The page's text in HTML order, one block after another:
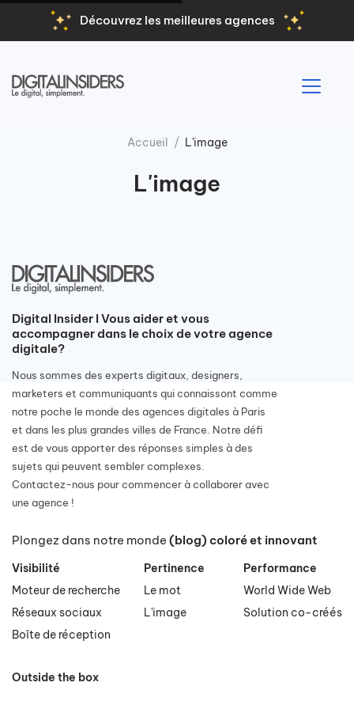
Découvrez les meilleures agences
Accueil L'image
L'image
Digital Insider I Vous aider et vous
accompagner dans le choix de votre agence
digitale?
Nous sommes des experts digitaux, designers,
marketers et communiquants qui connaissont comme
notre poche le monde des agences digitales à Paris
et dans les plus grandes villes de France. Notre défi
est de vous apporter des réponses simples à des
sujets qui peuvent sembler complexes.
Contactez-nous pour commencer à collaborer avec
une agence !
Plongez dans notre monde (blog) coloré et innovant
Visibilité
Moteur de recherche
Réseaux sociaux
Boîte de réception
Pertinence
Le mot
L'image
Performance
World Wide Web
Solution co-créés
Outside the box